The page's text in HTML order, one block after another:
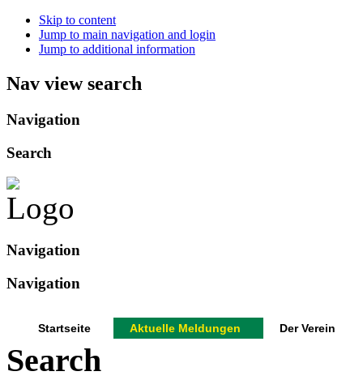
Skip to content
Jump to main navigation and login
Jump to additional information
Nav view search
Navigation
Search
Navigation
Navigation
Startseite Aktuelle Meldungen Der Verein
Search